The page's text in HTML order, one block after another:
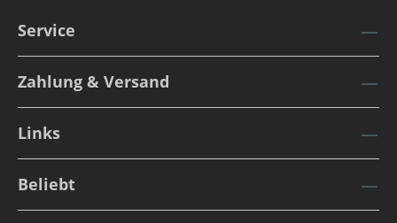
Service
Zahlung & Versand
Links
Beliebt